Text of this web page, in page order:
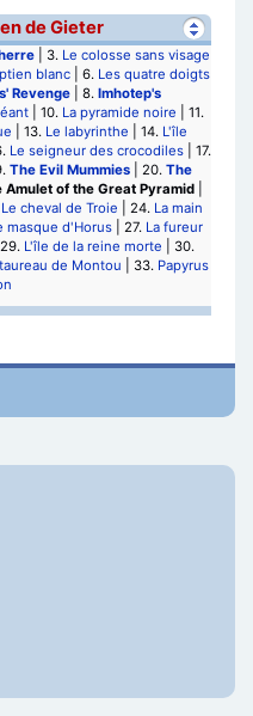
de Gieter
| 3. Le colosse sans visage
blanc | 6. Les quatre doigts
Revenge | 8. Imhotep's
| 10. La pyramide noire | 11.
| 13. Le labyrinthe | 14. L'île
Le seigneur des crocodiles | 17.
The Evil Mummies| 20. The
Amulet of the Great Pyramid|
Le cheval de Troie | 24. La main
masque d'Horus | 27. La fureur
29. L'île de la reine morte | 30.
de Montou | 33. Papyrus